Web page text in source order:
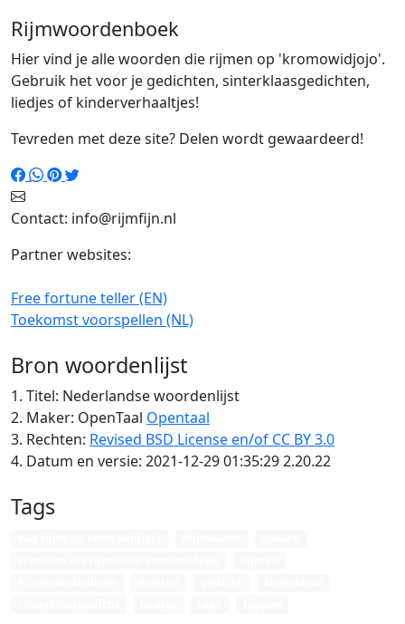
Rijmwoordenboek
Hier vind je alle woorden die rijmen op 'kromowidjojo'.
Gebruik het voor je gedichten, sinterklaasgedichten,
liedjes of kinderverhaaltjes!
Tevreden met deze site? Delen wordt gewaardeerd!
Contact: info@rijmfijn.nl
Partner websites:
Free fortune teller (EN)
Toekomst voorspellen (NL)
Bron woordenlijst
1. Titel: Nederlandse woordenlijst
2. Maker: OpenTaal Opentaal
3. Rechten: Revised BSD License en/of CC BY 3.0
4. Datum en versie: 2021-12-29 01:35:29 2.20.22
Tags